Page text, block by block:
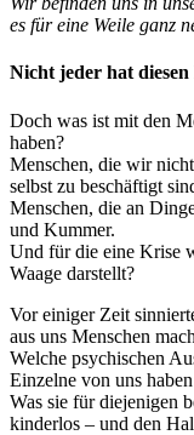
es für eine Weile ganz
Nicht jeder hat
Doch was ist mit den
haben?
Menschen, die wir
selbst zu beschäftigt
Menschen, die an
und Kummer.
Und für die eine Krise
Waage darstellt?
Vor einiger Zeit
aus uns Menschen
Welche psychischen
Einzelne von uns
Was sie für diejenigen
kinderlos – und den